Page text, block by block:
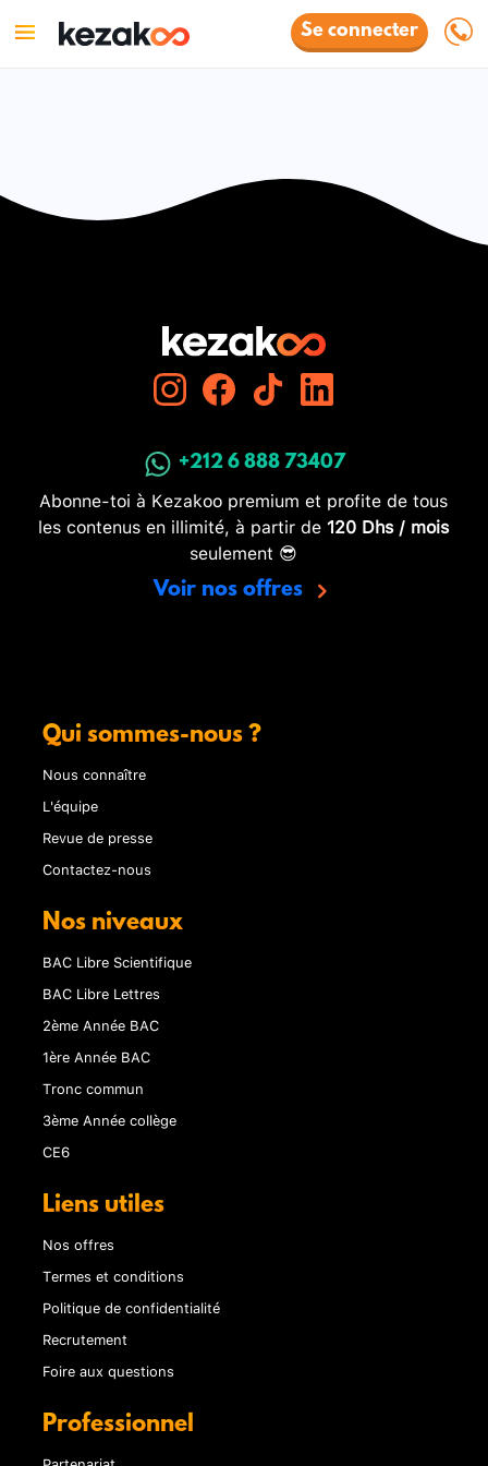
Se connecter
+212 6 888 73407
Abonne-toi à Kezakoo premium et profite de tous
les contenus en illimité, à partir de 120 Dhs / mois
seulement 😎
Voir nos offres
Qui sommes-nous ?
Nous connaître
L'équipe
Revue de presse
Contactez-nous
Nos niveaux
BAC Libre Scientifique
BAC Libre Lettres
2ème Année BAC
1ère Année BAC
Tronc commun
3ème Année collège
CE6
Liens utiles
Nos offres
Termes et conditions
Politique de confidentialité
Recrutement
Foire aux questions
Professionnel